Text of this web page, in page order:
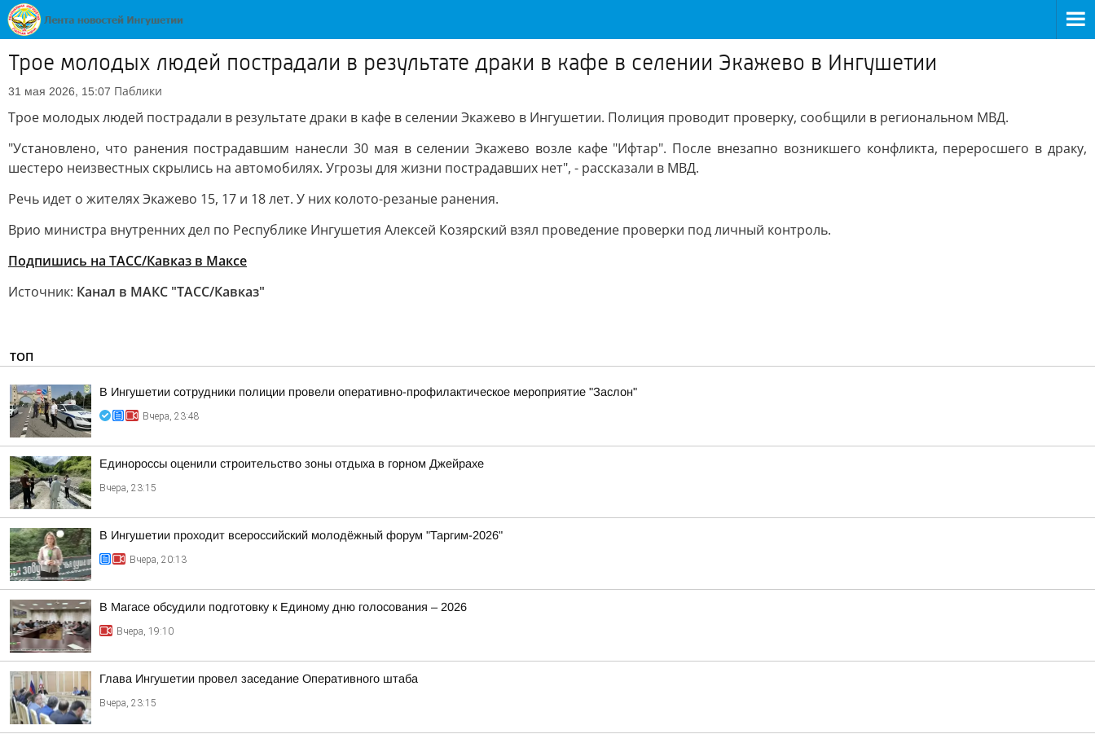
Трое молодых людей пострадали в результате драки в кафе в селении Экажево в Ингушетии
31 мая 2026, 15:07 Паблики
Трое молодых людей пострадали в результате драки в кафе в селении Экажево в Ингушетии. Полиция проводит проверку, сообщили в региональном МВД.
"Установлено, что ранения пострадавшим нанесли 30 мая в селении Экажево возле кафе "Ифтар". После внезапно возникшего конфликта, переросшего в драку,
шестеро неизвестных скрылись на автомобилях. Угрозы для жизни пострадавших нет", - рассказали в МВД.
Речь идет о жителях Экажево 15, 17 и 18 лет. У них колото-резаные ранения.
Врио министра внутренних дел по Республике Ингушетия Алексей Козярский взял проведение проверки под личный контроль.
Подпишись на ТАСС/Кавказ в Максе
Источник: Канал в МАКС "ТАСС/Кавказ"
ТОП
В Ингушетии сотрудники полиции провели оперативно-профилактическое мероприятие "Заслон"
Вчера, 23:48
Единороссы оценили строительство зоны отдыха в горном Джейрахе
Вчера, 23:15
В Ингушетии проходит всероссийский молодёжный форум "Таргим-2026"
Вчера, 20:13
В Магасе обсудили подготовку к Единому дню голосования – 2026
Вчера, 19:10
Глава Ингушетии провел заседание Оперативного штаба
Вчера, 23:15